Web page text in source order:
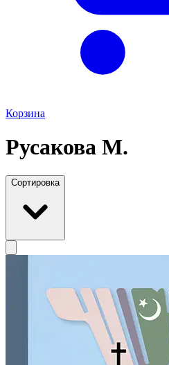
Корзина
Русакова М.
Сортировка